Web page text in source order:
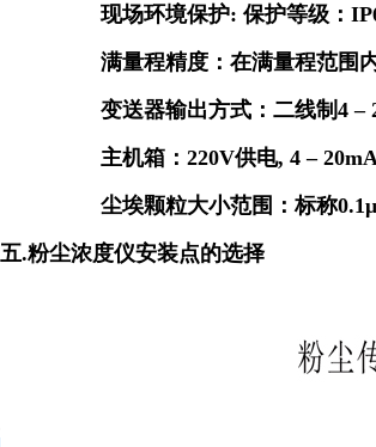
现场环境保护: 保护等级：
满量程精度：在满量程范围
变送器输出方式：二线制 4 –
主机箱： 220V供电, 4 – 20mA
尘埃颗粒大小范围：标称0.1μ
五.粉尘浓度仪安装点的选择